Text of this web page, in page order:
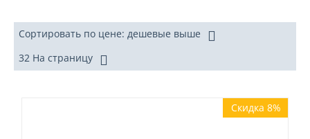
Сортировать по цене: дешевые выше
32 На страницу
Скидка 8%